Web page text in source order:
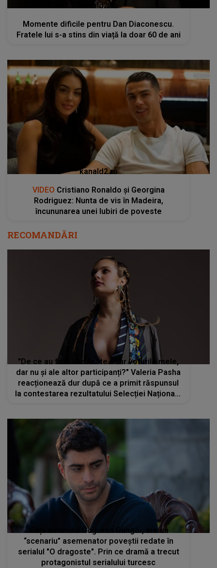
kanald2.ro
Momente dificile pentru Dan Diaconescu.
Fratele lui s-a stins din viață la doar 60 de ani
kanald2.ro
VIDEO Cristiano Ronaldo și Georgina
Rodriguez: Nunta de vis în Madeira,
încununarea unei Iubiri de poveste
RECOMANDĂRI
"De ce au fost verificate doar voturile mele,
dar nu și ale altor participanți?" Valeria Pasha
reacționează dur după ce a primit răspunsul
la contestarea rezultatului Selecției Naționale
Viața actorului Doğukan Güngör, are un
“scenariu” asemenator poveștii redate în
serialul "O dragoste". Prin ce dramă a trecut
protagonistul serialului turcesc